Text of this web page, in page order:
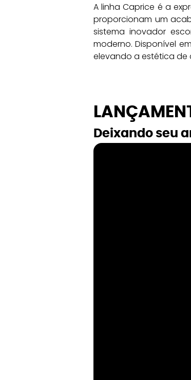
A linha Caprice é a
proporcionam um
sistema inovador
moderno. Disponível
elevando a estética de
Deixando seu